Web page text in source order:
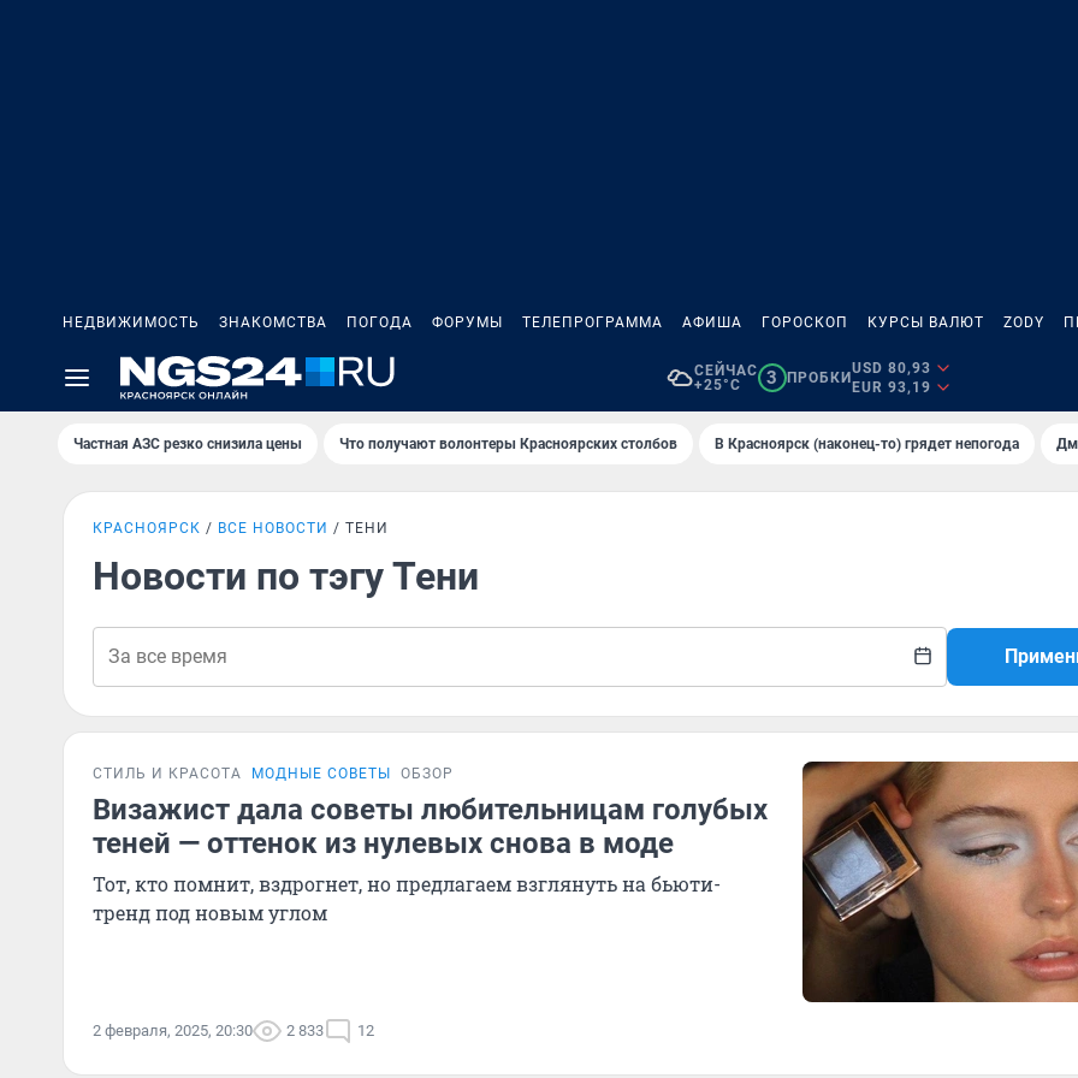
НЕДВИЖИМОСТЬ ЗНАКОМСТВА ПОГОДА ФОРУМЫ ТЕЛЕПРОГРАММА АФИША ГОРОСКОП КУРСЫ ВАЛЮТ ZODY
СЕЙЧАС
+25°C
3 ПРОБКИ
USD 80,93
EUR 93,19
Частная АЗС резко снизила цены Что получают волонтеры Красноярских столбов В Крaсноярск (нaконец-то) грядет непогодa
КРАСНОЯРСК ВСЕ НОВОСТИ ТЕНИ
Новости по тэгу Тени
СТИЛЬ И КРАСОТА МОДНЫЕ СОВЕТЫ ОБЗОР
Визажист дала советы любительницам голубых
теней — оттенок из нулевых снова в моде
Тот, кто помнит, вздрогнет, но предлагаем взглянуть на бьюти-
тренд под новым углом
2 февраля, 2025, 20:30 2 833 12